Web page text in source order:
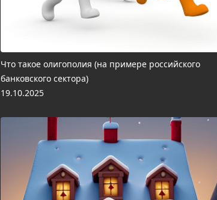
Что такое олигополия (на примере российского
банковского сектора)
19.10.2025